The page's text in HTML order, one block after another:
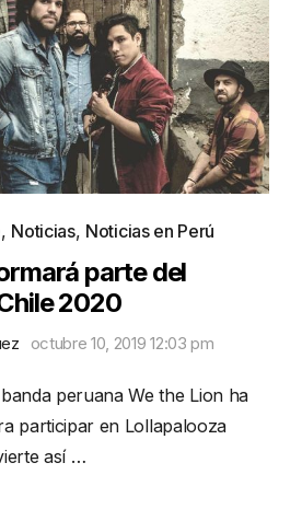
, Noticias, Noticias en Perú
parte del
2020
octubre 10, 2019 12:03 pm
peruana We the Lion ha
participar en Lollapalooza
así …